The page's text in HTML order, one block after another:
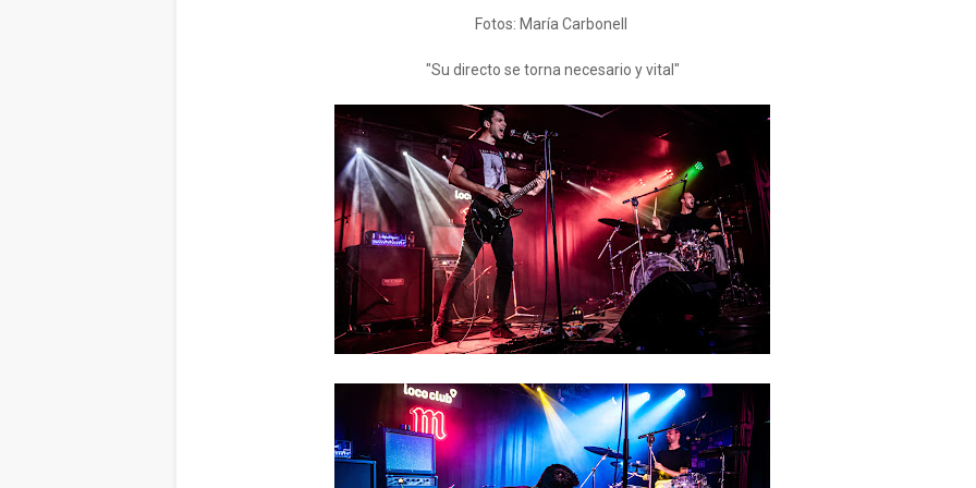
Fotos: María Carbonell
"Su directo se torna necesario y vital"